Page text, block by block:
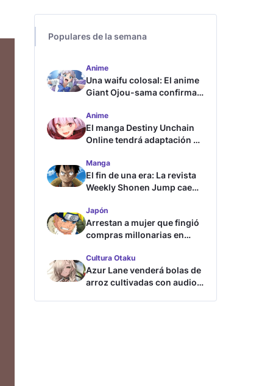
Populares de la semana
Anime
Una waifu colosal: El anime
Giant Ojou-sama confirma
Anime
El manga Destiny Unchain
Online tendrá adaptación al
Manga
El fin de una era: La revista
Weekly Shonen Jump cae
copias
Japón
Arrestan a mujer que fingió
compras millonarias en
Cultura Otaku
Azur Lane venderá bolas de
arroz cultivadas con audios